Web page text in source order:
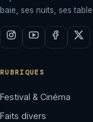
baie, ses nuits, ses
RUBRIQUES
Festival & Cinéma
Faits divers